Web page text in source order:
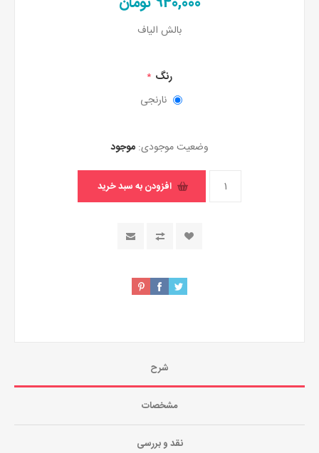
بالش الیاف
رنگ *
نارنجی
وضعیت موجودی: موجود
شرح
مشخصات
نقد و بررسی